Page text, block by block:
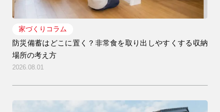
家づくりコラム
防災備蓄はどこに置く？非常食を取り出しやすくする収納
場所の考え方
2026.08.01